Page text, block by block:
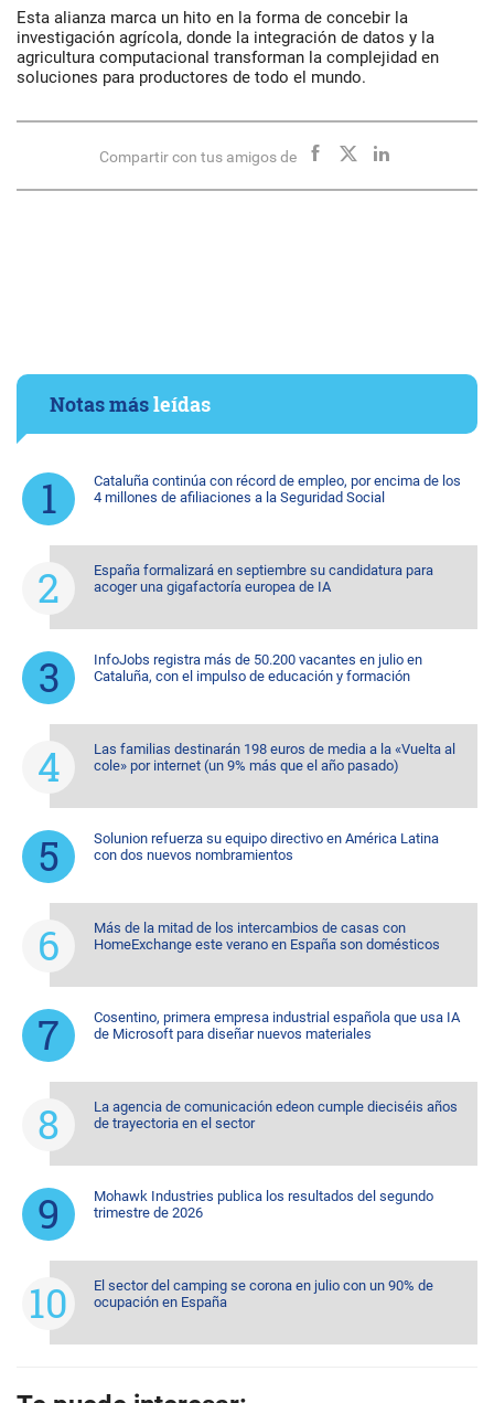
Esta alianza marca un hito en la forma de concebir la
investigación agrícola, donde la integración de datos y la
agricultura computacional transforman la complejidad en
soluciones para productores de todo el mundo.
Compartir con tus amigos de
Notas másleídas
Cataluña continúa con récord de empleo, por encima de los
4 millones de afiliaciones a la Seguridad Social
España formalizará en septiembre su candidatura para
acoger una gigafactoría europea de IA
InfoJobs registra más de 50.200 vacantes en julio en
Cataluña, con el impulso de educación y formación
Las familias destinarán 198 euros de media a la «Vuelta al
cole» por internet (un 9% más que el año pasado)
Solunion refuerza su equipo directivo en América Latina
con dos nuevos nombramientos
Más de la mitad de los intercambios de casas con
HomeExchange este verano en España son domésticos
Cosentino, primera empresa industrial española que usa IA
de Microsoft para diseñar nuevos materiales
La agencia de comunicación edeon cumple dieciséis años
de trayectoria en el sector
Mohawk Industries publica los resultados del segundo
trimestre de 2026
El sector del camping se corona en julio con un 90% de
ocupación en España